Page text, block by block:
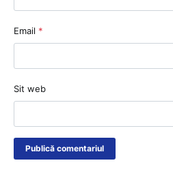
Email *
Sit web